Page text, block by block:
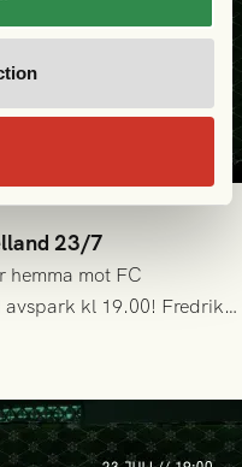
23/7
hemma mot FC
kl 19.00! Fredrik
följande trupp till